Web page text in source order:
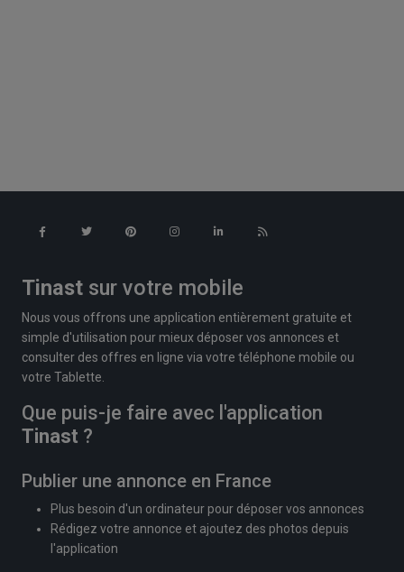
Tinast sur votre mobile
Nous vous offrons une application entièrement gratuite et
simple d'utilisation pour mieux déposer vos annonces et
consulter des offres en ligne via votre téléphone mobile ou
votre Tablette.
Que puis-je faire avec l'application
Tinast ?
Publier une annonce en France
Plus besoin d'un ordinateur pour déposer vos annonces
Rédigez votre annonce et ajoutez des photos depuis
l'application